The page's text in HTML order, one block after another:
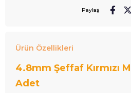
Paylaş
Ürün Özellikleri
4.8mm Şeffaf Kırmızı
Adet